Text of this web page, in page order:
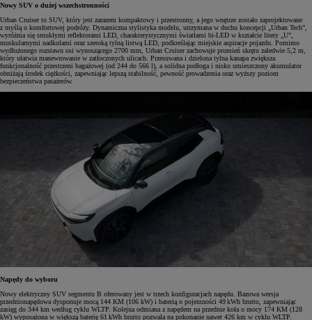
Nowy SUV o dużej wszechstronności
Urban Cruiser to SUV, który jest zarazem kompaktowy i przestronny, a jego wnętrze zostało zaprojektowane
z myślą o komfortowej podróży. Dynamiczna stylistyka modelu, utrzymana w duchu koncepcji „Urban Tech”,
wyróżnia się smukłymi reflektorami LED, charakterystycznymi światłami bi-LED w kształcie litery „U”,
muskularnymi nadkolami oraz szeroką tylną listwą LED, podkreślając miejskie aspiracje pojazdu. Pomimo
wydłużonego rozstawu osi wynoszącego 2700 mm, Urban Cruiser zachowuje promień skrętu zaledwie 5,2 m,
który ułatwia manewrowanie w zatłoczonych ulicach. Przesuwana i dzielona tylna kanapa zwiększa
funkcjonalność przestrzeni bagażowej (od 244 do 566 l), a solidna podłoga i nisko umieszczony akumulator
obniżają środek ciężkości, zapewniając lepszą stabilność, pewność prowadzenia oraz wyższy poziom
bezpieczeństwa pasażerów.
Napędy do wyboru
Nowy elektryczny SUV segmentu B oferowany jest w trzech konfiguracjach napędu. Bazowa wersja
przednionapędowa dysponuje mocą 144 KM (106 kW) i baterią o pojemności 49 kWh brutto, zapewniając
zasięg do 344 km według cyklu WLTP. Kolejna odmiana z napędem na przednie koła o mocy 174 KM (128
kW) wyposażona w większą baterię 61 kWh brutto pozwala na pokonanie nawet 426 km w cyklu WLTP.